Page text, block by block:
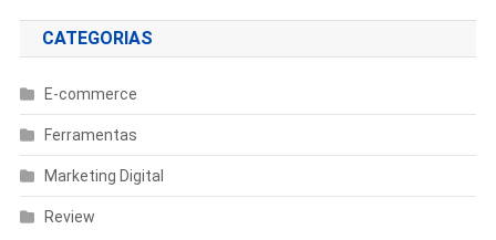
CATEGORIAS
E-commerce
Ferramentas
Marketing Digital
Review